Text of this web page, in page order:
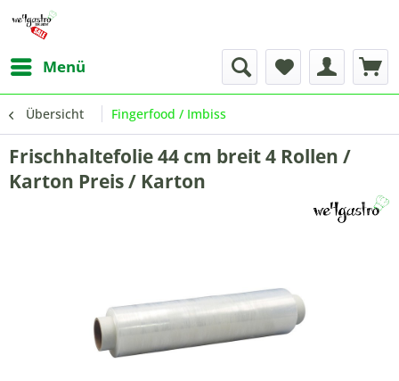
Menü
Übersicht Fingerfood / Imbiss
Frischhaltefolie 44 cm breit 4 Rollen /
Karton Preis / Karton